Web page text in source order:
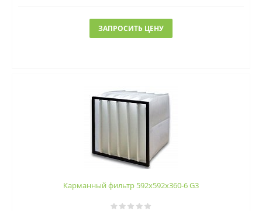
ЗАПРОСИТЬ ЦЕНУ
Карманный фильтр 592х592х360-6 G3